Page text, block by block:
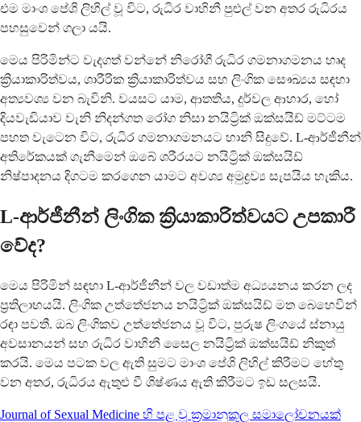
එම මාංශ පේශි ලිහිල් වූ විට, රුධිර වාහිනී පුළුල් වන අතර රුධිරය
පහසුවෙන් ගලා යයි.
මෙය පිරිමින්ට වැදගත් වන්නේ නිරෝගී රුධිර ගමනාගමනය හෘද
ක්‍රියාකාරිත්වය, ශාරීරික ක්‍රියාකාරිත්වය සහ ලිංගික සෞඛ්‍යය සඳහා
අත්‍යවශ්‍ය වන බැවිනි. වයසට යාම, ආතතිය, දුර්වල ආහාර, හෝ
දියවැඩියාව වැනි නිදන්ගත රෝග නිසා නයිට්‍රික් ඔක්සයිඩ් මට්ටම
පහත වැටෙන විට, රුධිර ගමනාගමනයට හානි සිදුවේ. L-ආර්ජීනීන්
අතිරේකයක් ගැනීමෙන් ඔබේ ශරීරයට නයිට්‍රික් ඔක්සයිඩ්
නිෂ්පාදනය දිගටම කරගෙන යාමට අවශ්‍ය අමුද්‍රව්‍ය සැපයිය හැකිය.
L-ආර්ජීනීන් ලිංගික ක්‍රියාකාරිත්වයට උපකාරී
වේද?
මෙය පිරිමින් සඳහා L-ආර්ජීනීන් වල වඩාත්ම අධ්‍යයනය කරන ලද
ප්‍රතිලාභයයි. ලිංගික උත්තේජනය නයිට්‍රික් ඔක්සයිඩ් මත බෙහෙවින්
රඳා පවතී. ඔබ ලිංගිකව උත්තේජනය වූ විට, පුරුෂ ලිංගයේ ස්නායු
අවසානයන් සහ රුධිර වාහිනී සෛල නයිට්‍රික් ඔක්සයිඩ් නිකුත්
කරයි. මෙය පටක වල ඇති සුමට මාංශ පේශි ලිහිල් කිරීමට හේතු
වන අතර, රුධිරය ඇතුළු වී ශිෂ්ණය ඇති කිරීමට ඉඩ සලසයි.
Journal of Sexual Medicine හි පළ වූ ක්‍රමානුකූල සමාලෝචනයක්